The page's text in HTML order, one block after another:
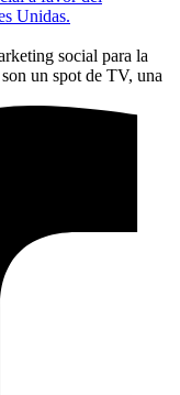
Unidas.
social para la
un spot de TV, una